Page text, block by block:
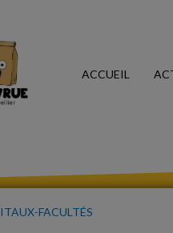
ACCUEIL
FACULTÉS